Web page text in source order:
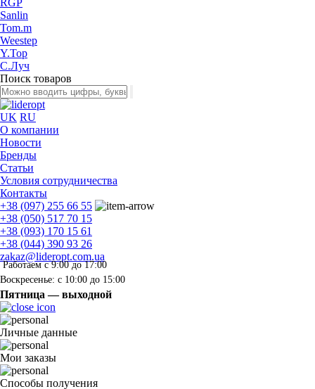
RGP
Sanlin
Tom.m
Weestep
Y.Top
С.Луч
Поиск товаров
UK RU
О компании
Новости
Бренды
Статьи
Условия сотрудничества
Контакты
+38 (097) 255 66 55
+38 (050) 517 70 15
+38 (093) 170 15 61
+38 (044) 390 93 26
zakaz@lideropt.com.ua
Работаем с 9:00 до 17:00
Воскресенье: с 10:00 до 15:00
Пятница — выходной
Личные данные
Мои заказы
Способы получения